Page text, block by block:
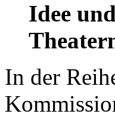
Idee
In der